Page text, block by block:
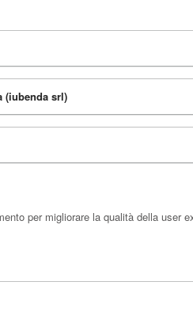
(iubenda srl)
per migliorare la qualità della user